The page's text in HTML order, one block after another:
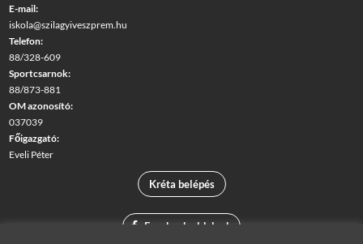
E-mail:
iskola@szilagyiveszprem.hu
Telefon:
88/328-609
Sportcsarnok:
88/873-881
OM azonosító:
037039
Főigazgató:
Eveli Péter
Kréta belépés
Facebook oldalunk